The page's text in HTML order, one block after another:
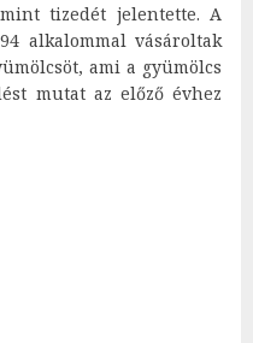
tizedét jelentette. A
alkalommal vásároltak
ami a gyümölcs
mutat az előző évhez